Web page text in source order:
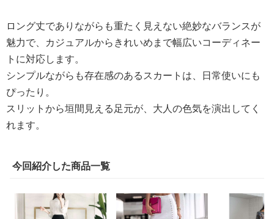
ロング丈でありながらも重たく見えない絶妙なバランスが
魅力で、カジュアルからきれいめまで幅広いコーディネー
トに対応します。
シンプルながらも存在感のあるスカートは、日常使いにも
ぴったり。
スリットから垣間見える足元が、大人の色気を演出してく
れます。
今回紹介した商品一覧